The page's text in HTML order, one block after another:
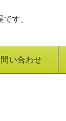
す。
い合わせ